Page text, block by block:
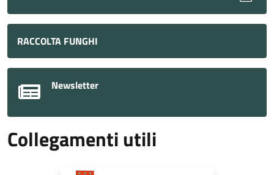
RACCOLTA FUNGHI
Newsletter
Collegamenti utili